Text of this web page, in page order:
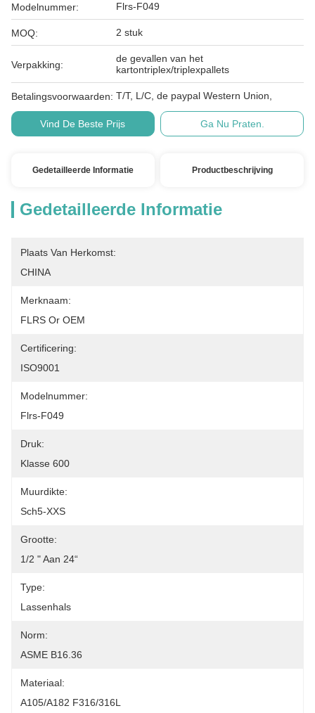
Modelnummer: Flrs-F049
MOQ: 2 stuk
Verpakking:
de gevallen van het
kartontriplex/triplexpallets
Betalingsvoorwaarden: T/T, L/C, de paypal Western Union,
Vind De Beste Prijs Ga Nu Praten.
Gedetailleerde Informatie Productbeschrijving
Gedetailleerde Informatie
Plaats Van Herkomst:
CHINA
Merknaam:
FLRS Or OEM
Certificering:
ISO9001
Modelnummer:
Flrs-F049
Druk:
Klasse 600
Muurdikte:
Sch5-XXS
Grootte:
1/2 " Aan 24“
Type:
Lassenhals
Norm:
ASME B16.36
Materiaal:
A105/A182 F316/316L